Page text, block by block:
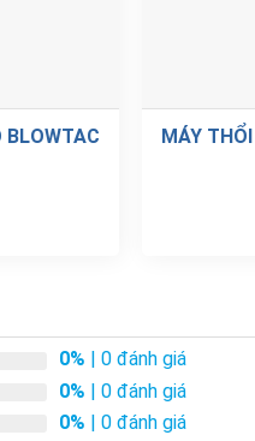
BLOWTAC
MÁY
0% | 0 đánh giá
0% | 0 đánh giá
0% | 0 đánh giá